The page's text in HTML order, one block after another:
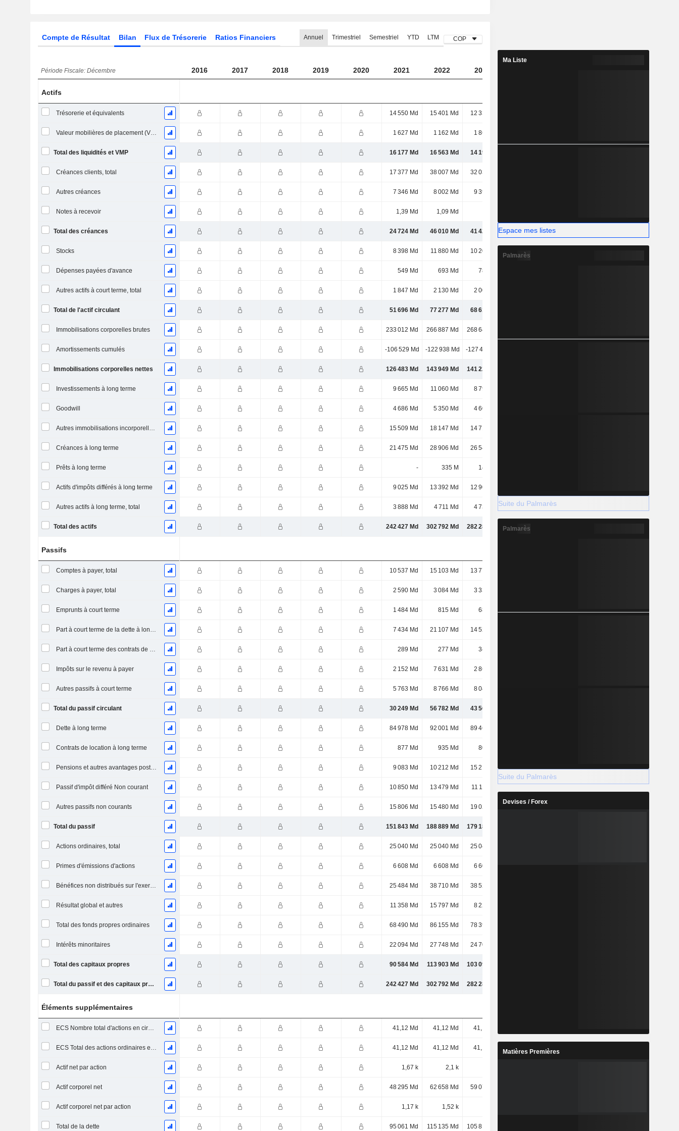
Compte de Résultat Bilan Flux de Trésorerie Ratios Financiers Annuel Trimestriel Semestriel YTD LTM COP
Période Fiscale: Décembre 2016 2017 2018 2019 2020 2021 2022 2023
Actifs
Trésorerie et équivalents 14 550 Md 15 401 Md 12 336 Md
Valeur mobilières de placement (VMP) à court terme 1 627 Md 1 162 Md 1 861 Md
Total des liquidités et VMP 16 177 Md 16 563 Md 14 197 Md
Créances clients, total 17 377 Md 38 007 Md 32 032 Md
Autres créances 7 346 Md 8 002 Md 9 390 Md
Notes à recevoir 1,39 Md 1,09 Md
Total des créances 24 724 Md 46 010 Md 41 422 Md 31 864 Md 29 394 Md
Stocks 8 398 Md 11 880 Md 10 202 Md 10 028 Md
Dépenses payées d'avance 549 Md 693 Md 789 Md
Autres actifs à court terme, total 1 847 Md 2 130 Md 2 005 Md
Total de l'actif circulant 51 696 Md 77 277 Md 68 615 Md
Immobilisations corporelles brutes 233 012 Md 266 887 Md 268 649 Md
Amortissements cumulés -106 529 Md -122 938 Md -127 420 Md
Immobilisations corporelles nettes 126 483 Md 143 949 Md 141 229 Md
Investissements à long terme 9 665 Md 11 060 Md 8 790 Md
Goodwill 4 686 Md 5 350 Md 4 606 Md
Autres immobilisations incorporelles, total 15 509 Md 18 147 Md 14 715 Md
Créances à long terme 21 475 Md 28 906 Md 26 549 Md
Prêts à long terme - 335 M 143 Md
Actifs d'impôts différés à long terme 9 025 Md 13 392 Md 12 903 Md
Autres actifs à long terme, total 3 888 Md 4 711 Md 4 730 Md 5 769 Md 5 740 Md
Total des actifs 242 427 Md 302 792 Md 282 281 Md 301 345 Md
Passifs
Comptes à payer, total 10 537 Md 15 103 Md 13 770 Md
Charges à payer, total 2 590 Md 3 084 Md 3 334 Md
Emprunts à court terme 1 484 Md 815 Md 684 Md
Part à court terme de la dette à long terme 7 434 Md 21 107 Md 14 524 Md
Part à court terme des contrats de location 289 Md 277 Md 342 Md
Impôts sur le revenu à payer 2 152 Md 7 631 Md 2 869 Md
Autres passifs à court terme 5 763 Md 8 766 Md 8 041 Md
Total du passif circulant 30 249 Md 56 782 Md 43 563 Md
Dette à long terme 84 978 Md 92 001 Md 89 464 Md
Contrats de location à long terme 877 Md 935 Md 802 Md
Pensions et autres avantages postérieurs à l'emploi 9 083 Md 10 212 Md 15 214 Md 14 008 Md 10 472 Md
Passif d'impôt différé Non courant 10 850 Md 13 479 Md 11 119 Md
Autres passifs non courants 15 806 Md 15 480 Md 19 021 Md
Total du passif 151 843 Md 188 889 Md 179 182 Md
Actions ordinaires, total 25 040 Md 25 040 Md 25 040 Md
Primes d'émissions d'actions 6 608 Md 6 608 Md 6 608 Md
Bénéfices non distribués sur l'exercice 25 484 Md 38 710 Md 38 520 Md
Résultat global et autres 11 358 Md 15 797 Md 8 224 Md
Total des fonds propres ordinaires 68 490 Md 86 155 Md 78 392 Md
Intérêts minoritaires 22 094 Md 27 748 Md 24 707 Md
Total des capitaux propres 90 584 Md 113 903 Md 103 099 Md
Total du passif et des capitaux propres 242 427 Md 302 792 Md 282 281 Md
Éléments supplémentaires
ECS Nombre total d'actions en circulation à la date de dépôt 41,12 Md 41,12 Md 41,12 Md
ECS Total des actions ordinaires en circulation 41,12 Md 41,12 Md 41,12 Md 41,12 Md
Actif net par action 1,67 k 2,1 k
Actif corporel net 48 295 Md 62 658 Md 59 071 Md
Actif corporel net par action 1,17 k 1,52 k
Total de la dette 95 061 Md 115 135 Md 105 816 Md
Ma Liste
Espace mes listes
Palmarès
Suite du Palmarès
Palmarès
Suite du Palmarès
Devises / Forex
Matières Premières